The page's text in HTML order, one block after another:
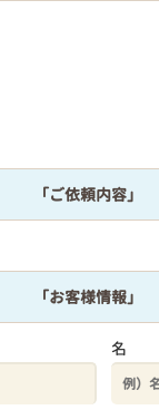
「ご依頼内容」
「お客様情報」
名